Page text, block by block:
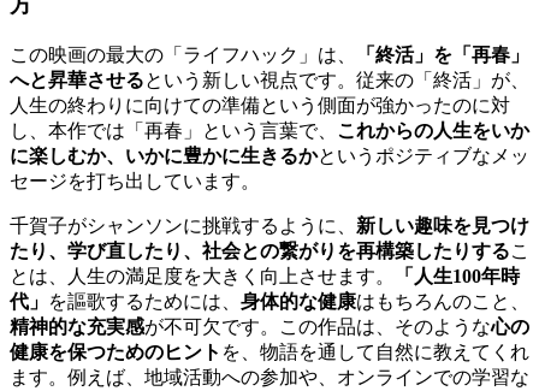
この映画の最大の「ライフハック」は、
「終活」を「再春」
へと昇華させるという新しい視点です。従来の「終活」が、
人生の終わりに向けての準備という側面が強かったのに対
し、本作では「再春」という言葉で、 これからの人生をいか
に楽しむか、いかに豊かに生きるかというポジティブなメッ
セージを打ち出しています。
千賀子がシャンソンに挑戦するように、 新しい趣味を見つけ
たり、学び直したり、社会との繋がりを再構築したりするこ
とは、人生の満足度を大きく向上させます。
「人生100年時
代」 を謳歌するためには、 身体的な健康はもちろんのこと、
精神的な充実感が不可欠です。この作品は、そのような心の
健康を保つためのヒント を、物語を通して自然に教えてくれ
ます。例えば、地域活動への参加や、オンラインでの学習な